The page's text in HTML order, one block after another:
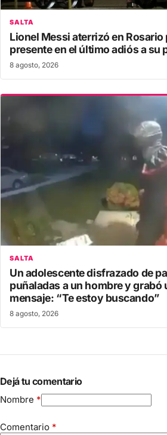
SALTA
Lionel Messi aterrizó en Rosario
presente en el último adiós a su
8 agosto, 2026
SALTA
Un adolescente disfrazado de
puñaladas a un hombre y grabó
mensaje: “Te estoy buscando”
8 agosto, 2026
Dejá tu comentario
Nombre *
Comentario *